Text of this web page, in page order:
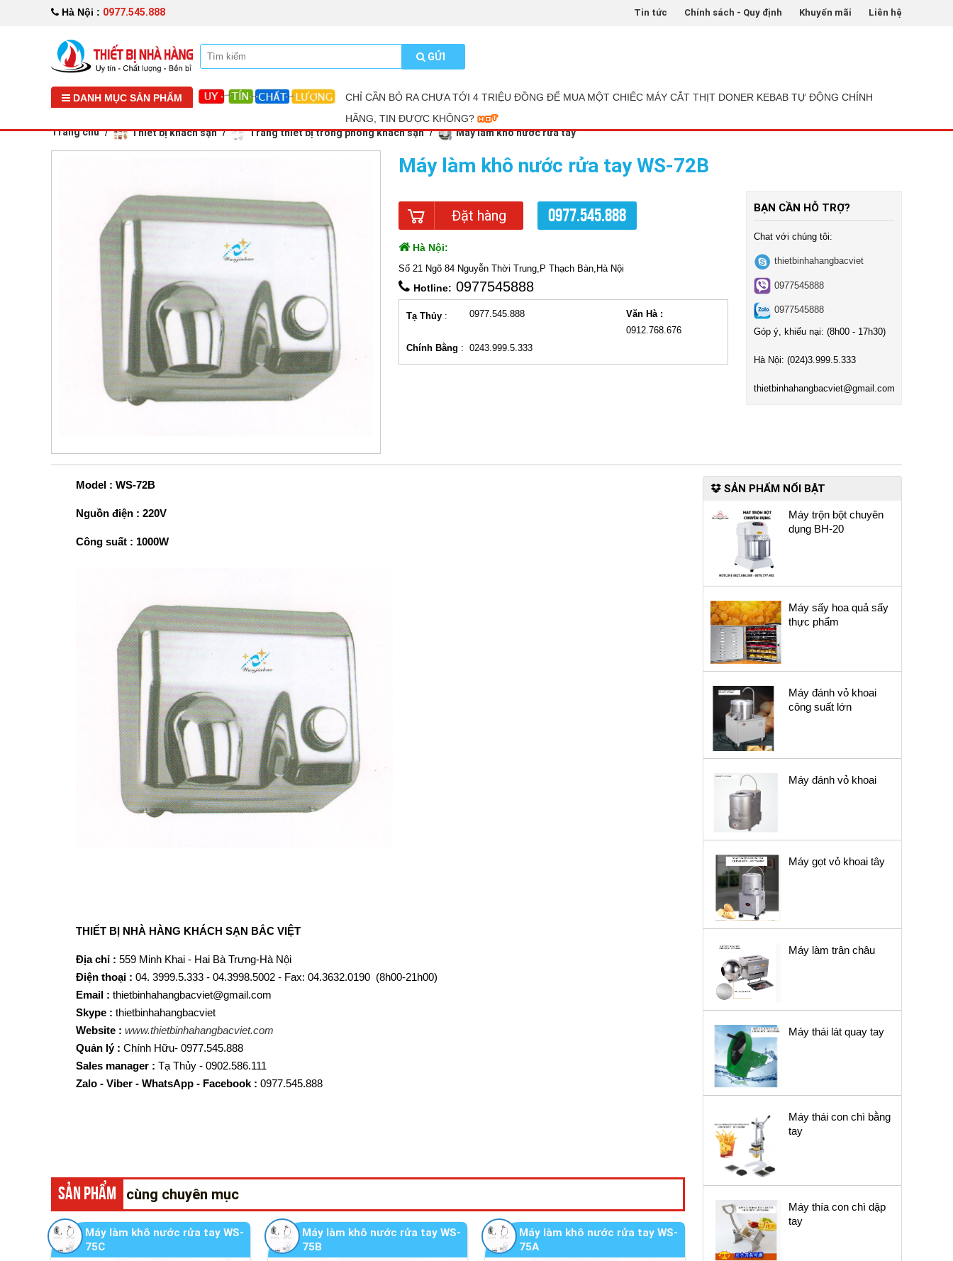
Hà Nội : 0977.545.888 Tin tức Chính sách - Quy định Khuyến mãi Liên hệ
GỬI
DANH MỤC SẢN PHẨM
CHỈ CẦN BỎ RA CHƯA TỚI 4 TRIỆU ĐỒNG ĐỂ MUA MỘT CHIẾC MÁY CẮT THỊT DONER KEBAB TỰ ĐỘNG CHÍNH
HÃNG, TIN ĐƯỢC KHÔNG?
Trang chủ Thiết bị khách sạn Trang thiết bị trong phòng khách sạn Máy làm khô nước rửa tay
Máy làm khô nước rửa tay WS-72B
Đặt hàng 0977.545.888
Hà Nội:
Số 21 Ngõ 84 Nguyễn Thời Trung,P Thạch Bàn,Hà Nội
Hotline: 0977545888
Tạ Thủy : 0977.545.888
Văn Hà :
0912.768.676
Chính Bằng : 0243.999.5.333
BẠN CẦN HỖ TRỢ?
Chat với chúng tôi:
thietbinhahangbacviet
0977545888
0977545888
Góp ý, khiếu nại: (8h00 - 17h30)
Hà Nội: (024)3.999.5.333
thietbinhahangbacviet@gmail.com
Model : WS-72B
Nguồn điện : 220V
Công suất : 1000W
THIẾT BỊ NHÀ HÀNG KHÁCH SẠN BẮC VIỆT
Địa chỉ : 559 Minh Khai - Hai Bà Trưng-Hà Nội
Điện thoại : 04. 3999.5.333 - 04.3998.5002 - Fax: 04.3632.0190 (8h00-21h00)
Email : thietbinhahangbacviet@gmail.com
Skype : thietbinhahangbacviet
Website : www.thietbinhahangbacviet.com
Quản lý : Chính Hữu- 0977.545.888
Sales manager : Tạ Thủy - 0902.586.111
Zalo - Viber - WhatsApp - Facebook : 0977.545.888
SẢN PHẨM cùng chuyên mục
Máy làm khô nước rửa tay WS-
75C
Máy làm khô nước rửa tay WS-
75B
Máy làm khô nước rửa tay WS-
75A
SẢN PHẨM NỔI BẬT
Máy trộn bột chuyên
dụng BH-20
Máy sấy hoa quả sấy
thực phẩm
Máy đánh vỏ khoai
công suất lớn
Máy đánh vỏ khoai
Máy gọt vỏ khoai tây
Máy làm trân châu
Máy thái lát quay tay
Máy thái con chì bằng
tay
Máy thía con chì dập
tay